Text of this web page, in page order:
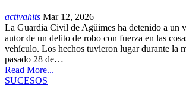
activahits Mar 12, 2026
La Guardia Civil de Agüimes ha detenido a un
autor de un delito de robo con fuerza en las
vehículo. Los hechos tuvieron lugar durante la
pasado 28 de…
Read More...
SUCESOS